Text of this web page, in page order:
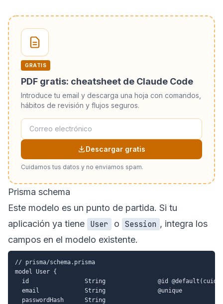
GRATIS
PDF gratis: cheatsheet de Claude Code
Introduce tu email y descarga una hoja con comandos,
hábitos de revisión y flujos seguros.
Descargar gratis
Cuidamos tus datos y no enviamos spam.
Prisma schema
Este modelo es un punto de partida. Si tu
aplicación ya tiene User o Session , integra los
campos en el modelo existente.
// prisma/schema.prisma
model User {
id                String               @id
  email             String               @unique
  passwordHash      String